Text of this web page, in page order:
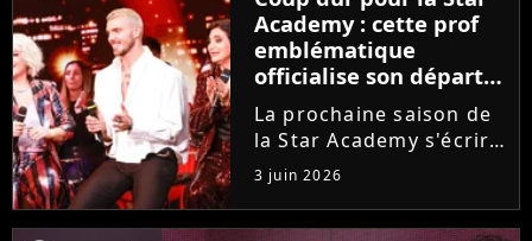
Laura Felpin, Harpo...
Academy : cette prof
emblématique
officialise son départ,
"Ça devenait assez
compliqué"
La prochaine saison de
la Star Academy s'écrira
avec une nouvelle
recrue dans ses rangs.
Coach d'expression
3 juin 2026